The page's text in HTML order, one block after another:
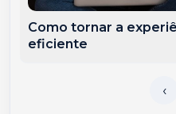
Como tornar a
eficiente